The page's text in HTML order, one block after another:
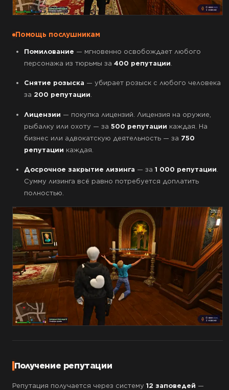
Помощь послушникам
Помилование — мгновенно освобождает любого
персонажа из тюрьмы за 400 репутации
Снятие розыска — убирает розыск с любого человека
за 200 репутации.
Лицензии — покупка лицензий. Лицензия на оружие,
рыбалку или охоту — за 500 репутации каждая. На
бизнес или адвокатскую деятельность — за 750
репутации каждая.
Досрочное закрытие лизинга — за 1 000 репутации
Сумму лизинга всё равно потребуется доплатить
полностью.
Получение репутации
Репутация получается через систему 12 заповедей —